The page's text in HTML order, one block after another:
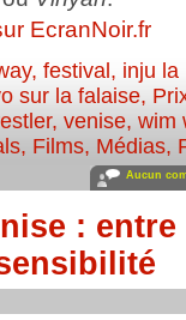
EcranNoir.fr
, festival , inju la
sur la falaise,
,venise,wim
, Films, Médias,
Aucun
: entre